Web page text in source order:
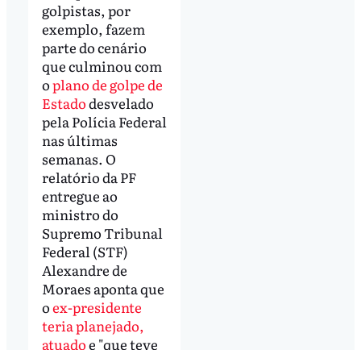
golpistas, por
exemplo, fazem
parte do cenário
que culminou com
oplano de golpe de
Estadodesvelado
pela Polícia Federal
nas últimas
semanas. O
relatório da PF
entregue ao
ministro do
Supremo Tribunal
Federal (STF)
Alexandre de
Moraes aponta que
oex-presidente
teria planejado,
atuadoe "que teve